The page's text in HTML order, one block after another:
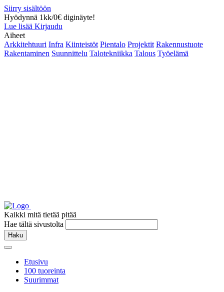
Siirry sisältöön
Hyödynnä 1kk/0€ diginäyte!
Lue lisää Kirjaudu
Aiheet
Arkkitehtuuri Infra Kiinteistöt Pientalo Projektit Rakennustuote
Rakentaminen Suunnittelu Talotekniikka Talous Työelämä
Kaikki mitä tietää pitää
Hae tältä sivustolta
Haku
Etusivu
100 tuoreinta
Suurimmat